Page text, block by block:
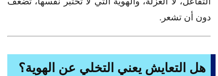
دون أن تشعر.
هل التعايش يعني التخلي عن الهوية؟